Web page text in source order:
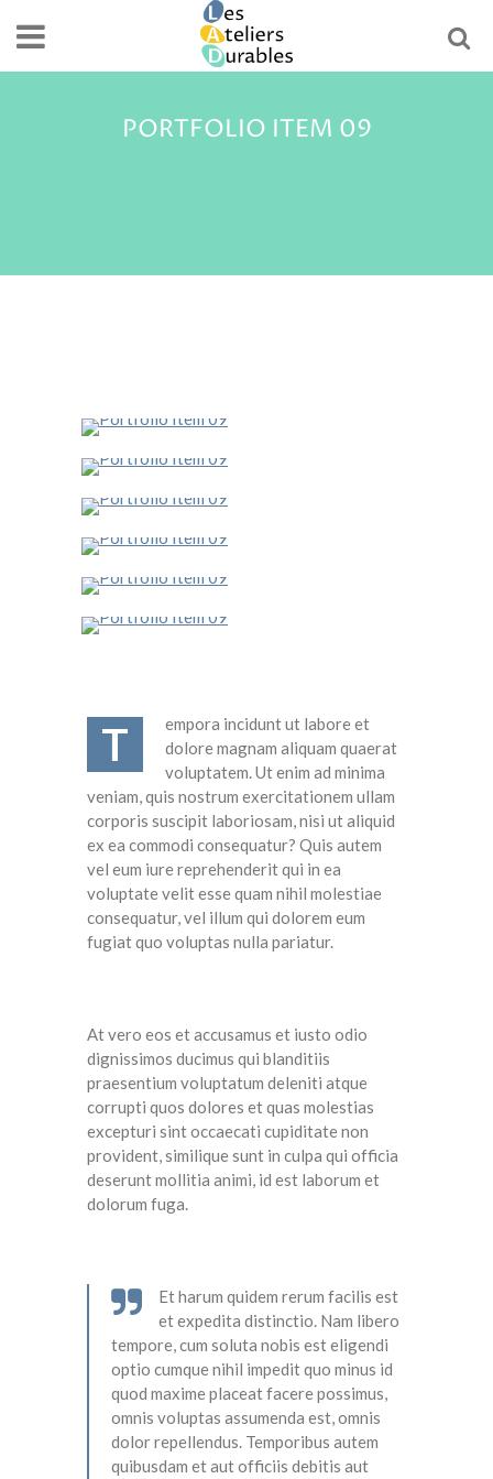
PORTFOLIO ITEM 09
T
empora incidunt ut labore et
dolore magnam aliquam quaerat
voluptatem. Ut enim ad minima
veniam, quis nostrum exercitationem ullam
corporis suscipit laboriosam, nisi ut aliquid
ex ea commodi consequatur? Quis autem
vel eum iure reprehenderit qui in ea
voluptate velit esse quam nihil molestiae
consequatur, vel illum qui dolorem eum
fugiat quo voluptas nulla pariatur.
At vero eos et accusamus et iusto odio
dignissimos ducimus qui blanditiis
praesentium voluptatum deleniti atque
corrupti quos dolores et quas molestias
excepturi sint occaecati cupiditate non
provident, similique sunt in culpa qui officia
deserunt mollitia animi, id est laborum et
dolorum fuga.
Et harum quidem rerum facilis est
et expedita distinctio. Nam libero
tempore, cum soluta nobis est eligendi
optio cumque nihil impedit quo minus id
quod maxime placeat facere possimus,
omnis voluptas assumenda est, omnis
dolor repellendus. Temporibus autem
quibusdam et aut officiis debitis aut